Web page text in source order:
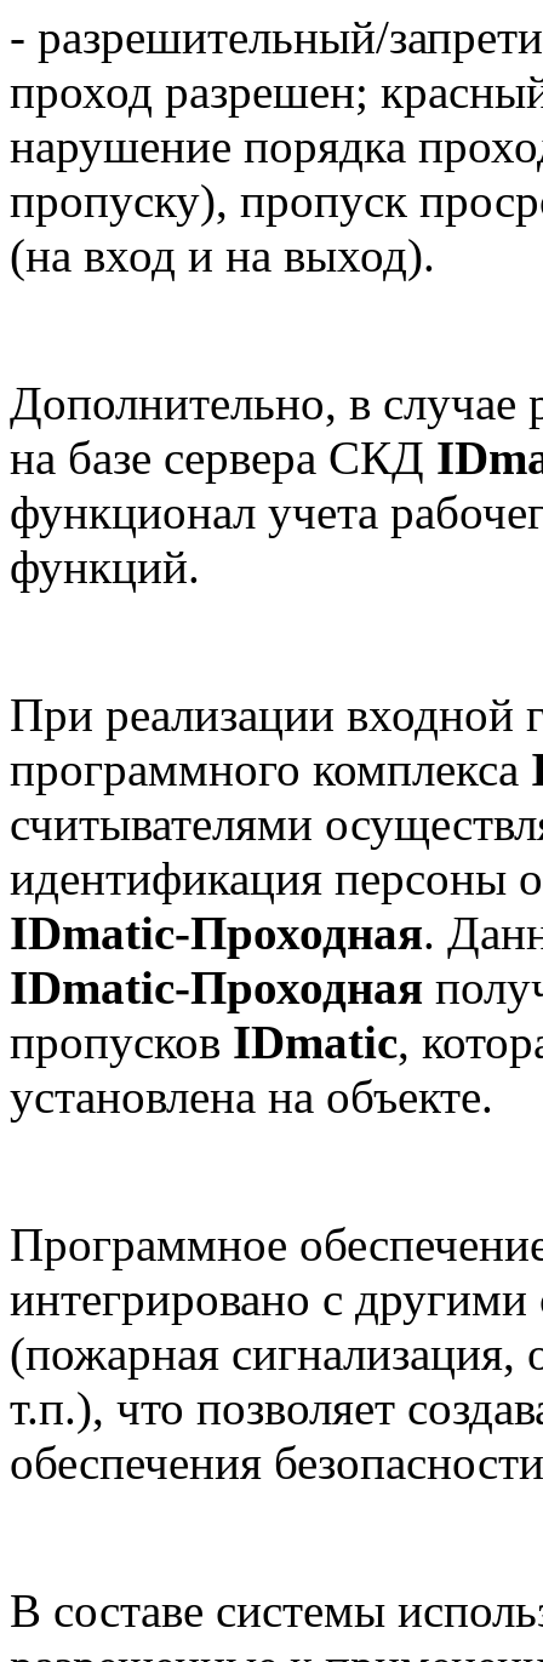
- разрешительный/
проход разрешен;
нарушение порядка
пропуску), пропуск
(на вход и на выход).
Дополнительно, в случае
на базе сервера СКД
функционал учета
функций.
При реализации входной
программного комплекса
считывателями
идентификация персоны
IDmatic-Проходная.
IDmatic-Проходная
пропусков IDmatic,
установлена на объекте.
Программное
интегрировано с
(пожарная сигнализация,
т.п.), что позволяет
обеспечения
В составе системы